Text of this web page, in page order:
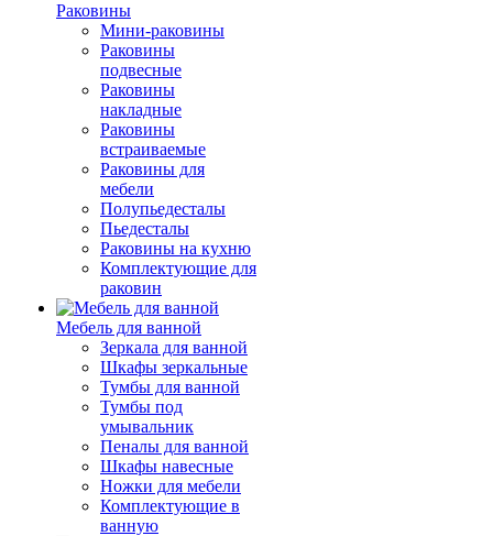
Раковины
Мини-раковины
Раковины
подвесные
Раковины
накладные
Раковины
встраиваемые
Раковины для
мебели
Полупьедесталы
Пьедесталы
Раковины на кухню
Комплектующие для
раковин
Мебель для ванной
Зеркала для ванной
Шкафы зеркальные
Тумбы для ванной
Тумбы под
умывальник
Пеналы для ванной
Шкафы навесные
Ножки для мебели
Комплектующие в
ванную